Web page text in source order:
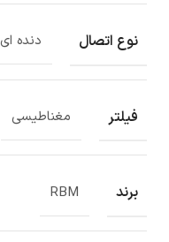
نوع اتصال دنده ای
فیلتر مغناطیسی
برند RBM